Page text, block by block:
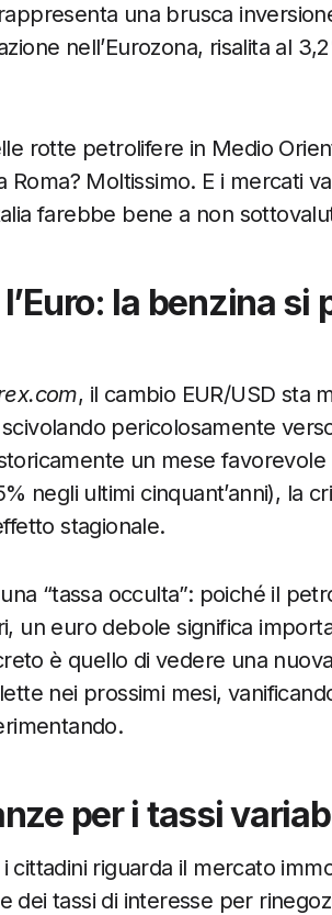
rappresenta una brusca
nell’Eurozona, risalita al
rotte petrolifere in Medio
Moltissimo. E i mercati
farebbe bene a non
la benzina si
, il cambio EUR/USD sta
pericolosamente
un mese
negli ultimi cinquant’anni), la
stagionale.
“tassa occulta”: poiché il
un euro debole significa
è quello di vedere una
nei prossimi mesi,
per i tassi
cittadini riguarda il mercato
dei tassi di interesse per